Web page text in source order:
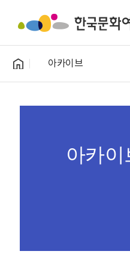
아카이브
아카이